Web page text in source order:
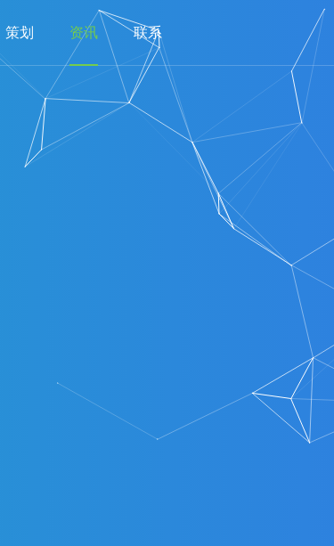
策划 资讯 联系